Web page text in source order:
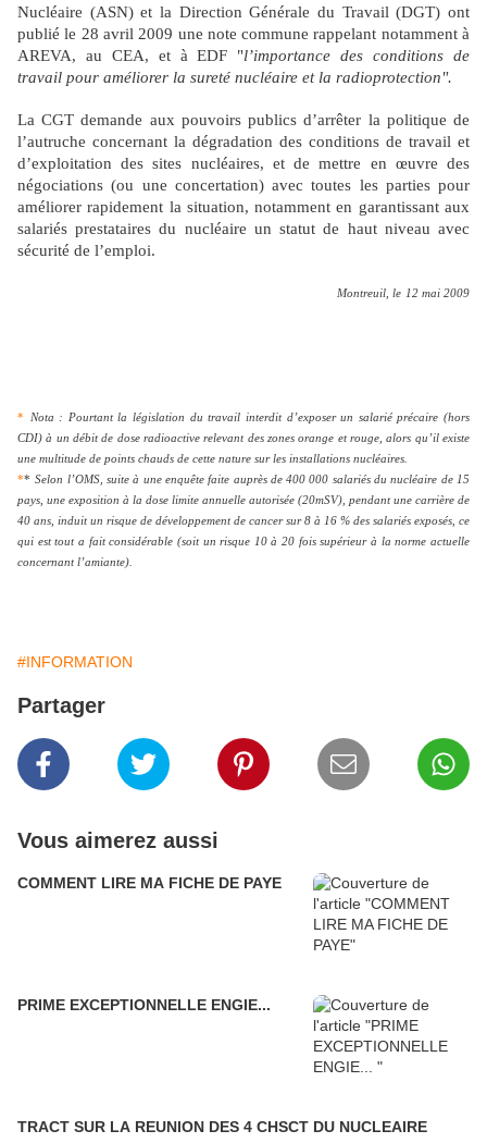
Nucléaire (ASN) et la Direction Générale du Travail (DGT) ont
publié le 28 avril 2009 une note commune rappelant notamment à
AREVA, au CEA, et à EDF "l’importance des conditions de
travail pour améliorer la sureté nucléaire et la radioprotection".
La CGT demande aux pouvoirs publics d’arrêter la politique de
l’autruche concernant la dégradation des conditions de travail et
d’exploitation des sites nucléaires, et de mettre en œuvre des
négociations (ou une concertation) avec toutes les parties pour
améliorer rapidement la situation, notamment en garantissant aux
salariés prestataires du nucléaire un statut de haut niveau avec
sécurité de l’emploi.
Montreuil, le 12 mai 2009
*
Nota : Pourtant la législation du travail interdit d’exposer un salarié précaire (hors
CDI) à un débit de dose radioactive relevant des zones orange et rouge, alors qu’il existe
une multitude de points chauds de cette nature sur les installations nucléaires.
** Selon l’OMS, suite à une enquête faite auprès de 400 000 salariés du nucléaire de 15
pays, une exposition à la dose limite annuelle autorisée (20mSV), pendant une carrière de
40 ans, induit un risque de développement de cancer sur 8 à 16 % des salariés exposés, ce
qui est tout a fait considérable (soit un risque 10 à 20 fois supérieur à la norme actuelle
concernant l’amiante).
#INFORMATION
Partager
Vous aimerez aussi
COMMENT LIRE MA FICHE DE PAYE
PRIME EXCEPTIONNELLE ENGIE...
TRACT SUR LA REUNION DES 4 CHSCT DU NUCLEAIRE